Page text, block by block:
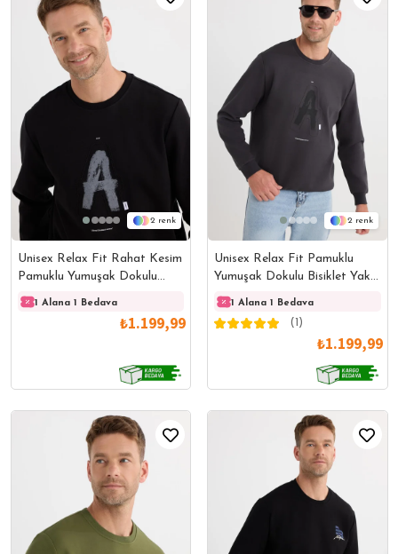
2
Unisex Relax Fit Rahat Kesim
Pamuklu Yumuşak Dokulu
Bisklet Yaka İç Polarlı Baskılı
Siyah Sweatshirt
1 Alana 1 Bedava 1 Alana 1 Bedava
₺1.199,99
2
Unisex Relax Fit Pamuklu
Yumuşak Dokulu Bisiklet Yaka
İçİ Polarlı Baskılı Antrasit
Sweatshirt​​​​​​​
1 Alana 1 Bedava
(1)
₺1.199,99